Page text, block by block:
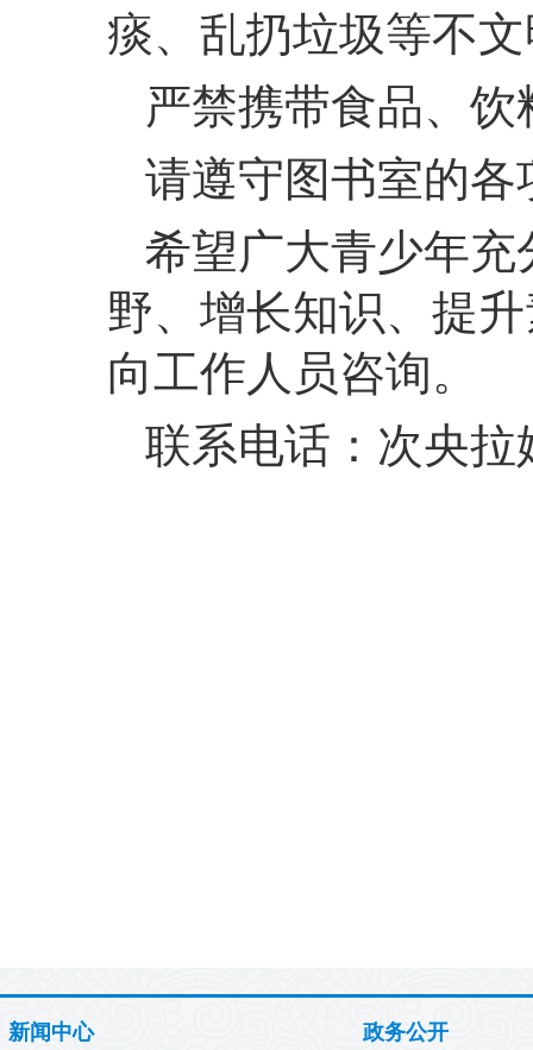
痰、乱扔垃圾等不
严禁携带食品、
请遵守图书室的
希望广大青少年
野、增长知识、提
向工作人员咨询。
联系电话：次央拉
新闻中心 政务公开